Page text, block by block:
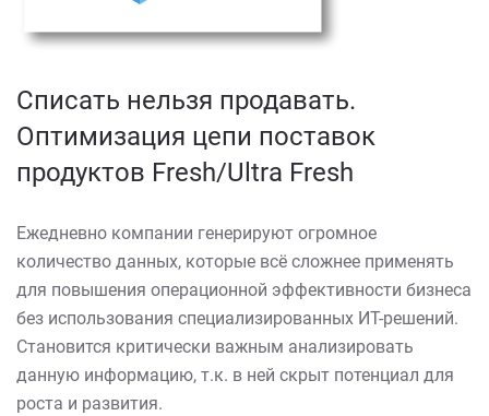
Списать нельзя продавать.
Оптимизация цепи поставок
продуктов Fresh/Ultra Fresh
Ежедневно компании генерируют огромное
количество данных, которые всё сложнее применять
для повышения операционной эффективности бизнеса
без использования специализированных ИТ-решений.
Становится критически важным анализировать
данную информацию, т.к. в ней скрыт потенциал для
роста и развития.